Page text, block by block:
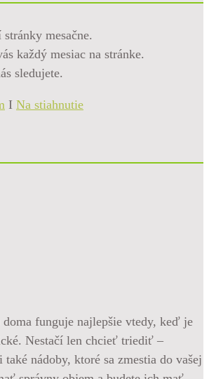
stránky mesačne.
každý mesiac na stránke.
sledujete.
I Na stiahnutie